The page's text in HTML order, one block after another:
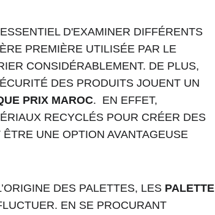
D'EXAMINER DIFFÉRENTS
PREMIÈRE UTILISÉE PAR LE
CONSIDÉRABLEMENT. DE PLUS,
DES PRODUITS JOUENT UN
PRIX MAROC.  EN EFFET,
RECYCLÉS POUR CRÉER DES
UNE OPTION AVANTAGEUSE
DES PALETTES, LES PALETTE
EN SE PROCURANT